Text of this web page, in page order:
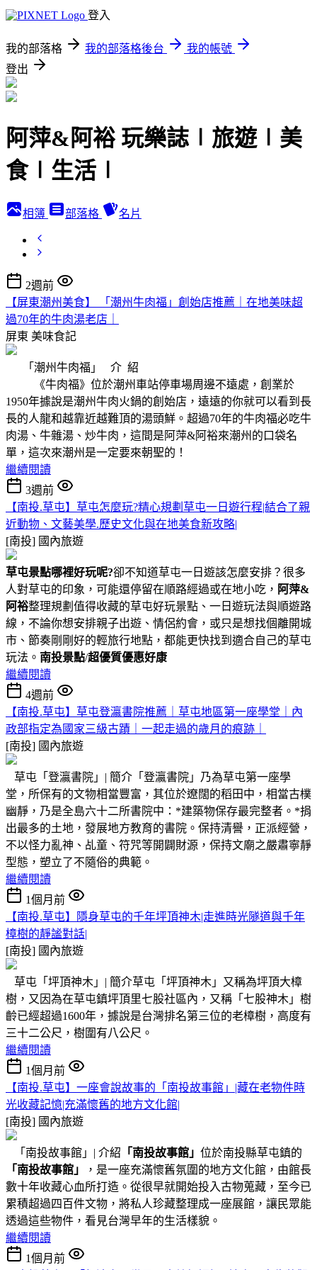
登入
我的部落格 我的部落格後台
我的帳號
登出
阿萍&阿裕 玩樂誌∣旅遊∣美
食∣生活∣
相簿 部落格 名片
2週前
【屏東潮州美食】 「潮州牛肉福」創始店推薦｜在地美味超
過70年的牛肉湯老店｜
屏東 美味食記
「潮州牛肉福」 介 紹
《牛肉福》位於潮州車站停車場周邊不遠處，創業於
1950年據說是潮州牛肉火鍋的創始店，遠遠的你就可以看到長
長的人龍和越靠近越難頂的湯頭鮮。超過70年的牛肉福必吃牛
肉湯、牛雜湯、炒牛肉，這間是阿萍&阿裕來潮州的口袋名
單，這次來潮州是一定要來朝聖的！
繼續閱讀
3週前
【南投.草屯】草屯怎麼玩?精心規劃草屯一日遊行程|結合了親
近動物、文藝美學.歷史文化與在地美食新攻略|
[南投] 國內旅遊
草屯景點哪裡好玩呢?卻不知道草屯一日遊該怎麼安排？很多
人對草屯的印象，可能還停留在順路經過或在地小吃， 阿萍&
阿裕整理規劃值得收藏的草屯好玩景點、一日遊玩法與順遊路
線，不論你想安排親子出遊、情侶約會，或只是想找個離開城
市、節奏剛剛好的輕旅行地點，都能更快找到適合自己的草屯
玩法。 南投景點/超優質優惠好康
繼續閱讀
4週前
【南投.草屯】草屯登瀛書院推薦｜草屯地區第一座學堂｜內
政部指定為國家三級古蹟｜一起走過的歲月的痕跡｜
[南投] 國內旅遊
草屯「登瀛書院」| 簡介「登瀛書院」乃為草屯第一座學
堂，所保有的文物相當豐富，其位於遼闊的稻田中，相當古樸
幽靜，乃是全島六十二所書院中：*建築物保存最完整者。*捐
出最多的土地，發展地方教育的書院。保持清譽，正派經營，
不以怪力亂神、乩童、符咒等開闢財源，保持文廟之嚴肅寧靜
型態，塑立了不隨俗的典範。
繼續閱讀
1個月前
【南投.草屯】隱身草屯的千年坪頂神木|走進時光隧道與千年
樟樹的靜謐對話|
[南投] 國內旅遊
草屯「坪頂神木」| 簡介草屯「坪頂神木」又稱為坪頂大樟
樹，又因為在草屯鎮坪頂里七股社區內，又稱「七股神木」樹
齡已經超過1600年，據說是台灣排名第三位的老樟樹，高度有
三十二公尺，樹圍有八公尺。
繼續閱讀
1個月前
【南投.草屯】一座會說故事的「南投故事館」|藏在老物件時
光收藏記憶|充滿懷舊的地方文化館|
[南投] 國內旅遊
「南投故事館」| 介紹 「南投故事館」 位於南投縣草屯鎮的
「南投故事館」
，是一座充滿懷舊氛圍的地方文化館，由館長
數十年收藏心血所打造。從很早就開始投入古物蒐藏，至今已
累積超過四百件文物，將私人珍藏整理成一座展館，讓民眾能
透過這些物件，看見台灣早年的生活樣貌。
繼續閱讀
1個月前